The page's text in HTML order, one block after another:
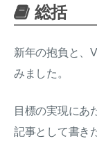
総括
新年の抱負と、
みました。
目標の実現にあ
記事として書き